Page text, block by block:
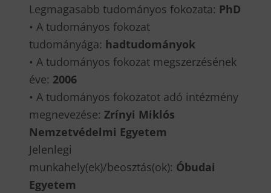
Legmagasabb tudományos fokozata: PhD
• A tudományos fokozat
tudományága: hadtudományok
• A tudományos fokozat megszerzésének
éve: 2006
• A tudományos fokozatot adó intézmény
megnevezése: Zrínyi Miklós
Nemzetvédelmi Egyetem
Jelenlegi
munkahely(ek)/beosztás(ok): Óbudai
Egyetem